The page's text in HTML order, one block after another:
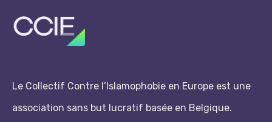
Le Collectif Contre l’Islamophobie en Europe est une
association sans but lucratif basée en Belgique.